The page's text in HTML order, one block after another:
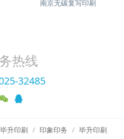
南京无碳复写印刷
热线
32485
毕升印刷 印象印务
毕升印刷